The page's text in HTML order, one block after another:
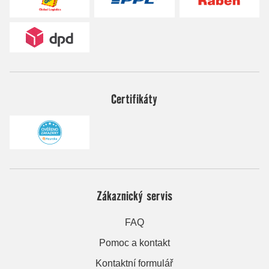
Certifikáty
Zákaznický servis
FAQ
Pomoc a kontakt
Kontaktní formulář